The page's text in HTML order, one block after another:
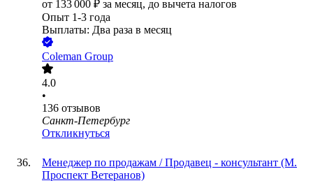
от 133 000 ₽ за месяц, до вычета налогов
Опыт 1-3 года
Выплаты: Два раза в месяц
Coleman Group
4.0
•
136 отзывов
Санкт-Петербург
Откликнуться
Менеджер по продажам / Продавец - консультант (М.
Проспект Ветеранов)